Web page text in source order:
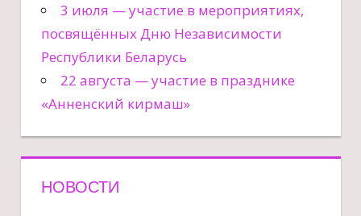
3 июля — участие в мероприятиях,
посвящённых Дню Независимости
Республики Беларусь
22 августа — участие в празднике
«Анненский кирмаш»
НОВОСТИ